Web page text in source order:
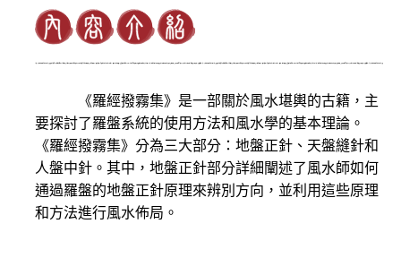
《羅經撥霧集》是一部關於風水堪輿的古籍，主
要探討了羅盤系統的使用方法和風水學的基本理論。
《羅經撥霧集》分為三大部分：地盤正針、天盤縫針和
人盤中針。其中，地盤正針部分詳細闡述了風水師如何
通過羅盤的地盤正針原理來辨別方向，並利用這些原理
和方法進行風水佈局。